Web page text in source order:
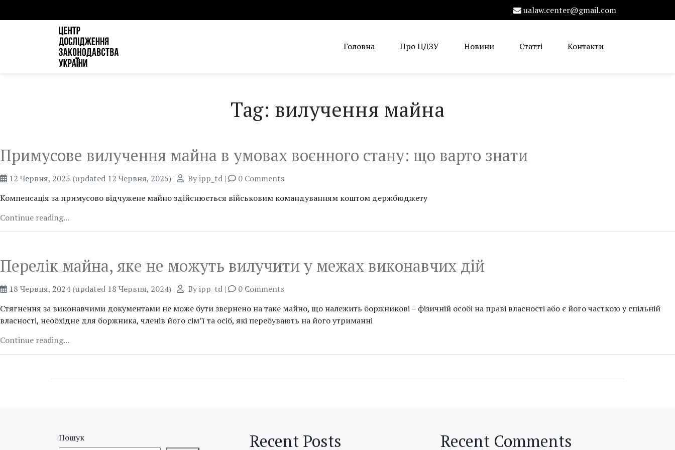
ualaw.center@gmail.com
Головна Про ЦДЗУ Новини Статті Контакти
Tag: вилучення майна
Примусове вилучення майна в умовах воєнного стану: що варто знати
12 Червня, 2025 (updated 12 Червня, 2025) | Byipp_td |
0 Comments
Компенсація за примусово відчужене майно здійснюється військовим командуванням коштом держбюджету
Continue reading...
Перелік майна, яке не можуть вилучити у межах виконавчих дій
18 Червня, 2024 (updated 18 Червня, 2024) | Byipp_td |
0 Comments
Стягнення за виконавчими документами не може бути звернено на таке майно, що належить боржникові – фізичній особі на праві власності або є його часткою у спільній
власності, необхідне для боржника, членів його сім’ї та осіб, які перебувають на його утриманні
Continue reading...
Пошук
Recent Posts Recent Comments